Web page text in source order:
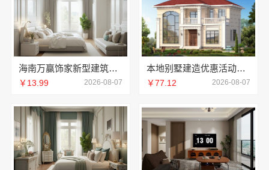
海南万赢饰家新型建筑材料有限公司擅长水电规整
￥13.99 2026-08-07
本地别墅建造优惠活动抗震防风，重庆御墅建筑材料有限公司
￥77.12 2026-08-07